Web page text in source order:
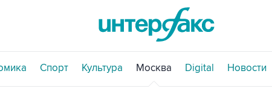
Спорт Культура Москва Digital Новости